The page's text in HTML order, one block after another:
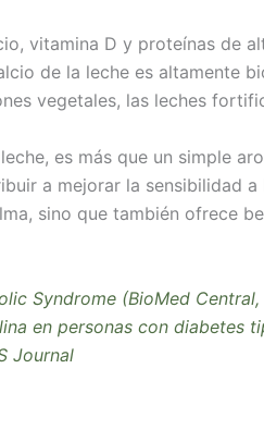
vitamina D y proteínas de
de la leche es
vegetales, las leches
es más que un simple
a mejorar la sensibilidad
sino que también ofrece
Syndrome (BioMed
en personas con diabetes
Journal